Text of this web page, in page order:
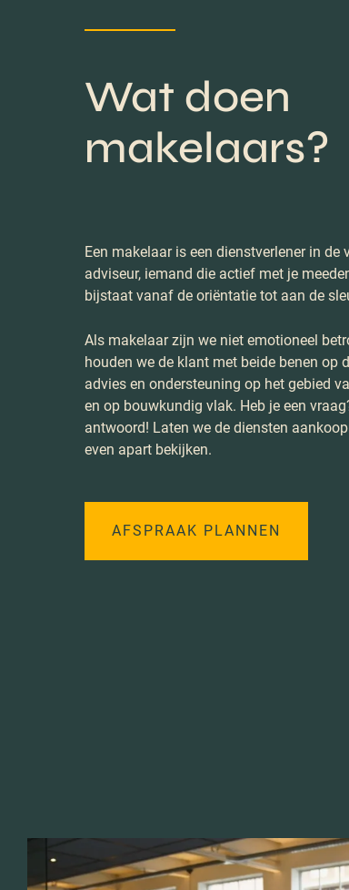
Wat doen
makelaars?
Een makelaar is een dienstverlener in de
adviseur, iemand die actief met je
bijstaat vanaf de oriëntatie tot aan de
Als makelaar zijn we niet emotioneel
houden we de klant met beide benen op
advies en ondersteuning op het gebied
en op bouwkundig vlak. Heb je een
antwoord! Laten we de diensten
even apart bekijken.
AFSPRAAK PLANNEN